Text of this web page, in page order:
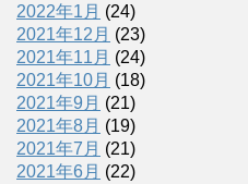
2022年1月 (24)
2021年12月 (23)
2021年11月 (24)
2021年10月 (18)
2021年9月 (21)
2021年8月 (19)
2021年7月 (21)
2021年6月 (22)